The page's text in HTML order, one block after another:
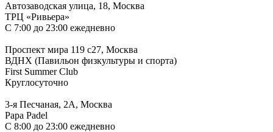
Автозаводская улица, 18, Москва
ТРЦ «Ривьера»
С 7:00 до 23:00 ежедневно
Проспект мира 119 с27, Москва
ВДНХ (Павильон физкультуры и спорта)
First Summer Club
Круглосуточно
3-я Песчаная, 2А, Москва
Papa Padel
С 8:00 до 23:00 ежедневно